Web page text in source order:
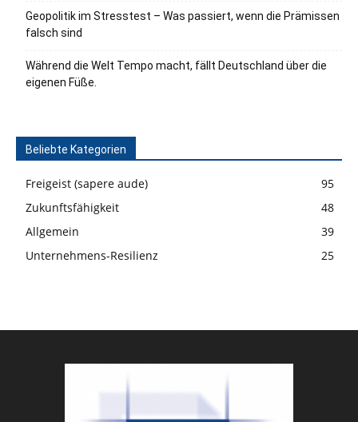
Geopolitik im Stresstest – Was passiert, wenn die Prämissen
falsch sind
Während die Welt Tempo macht, fällt Deutschland über die
eigenen Füße.
Beliebte Kategorien
Freigeist (sapere aude)
95
Zukunftsfähigkeit
48
Allgemein
39
Unternehmens-Resilienz
25